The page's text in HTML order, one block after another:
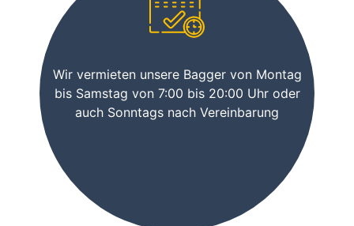
Wir vermieten unsere Bagger von Montag
bis Samstag von 7:00 bis 20:00 Uhr oder
auch Sonntags nach Vereinbarung